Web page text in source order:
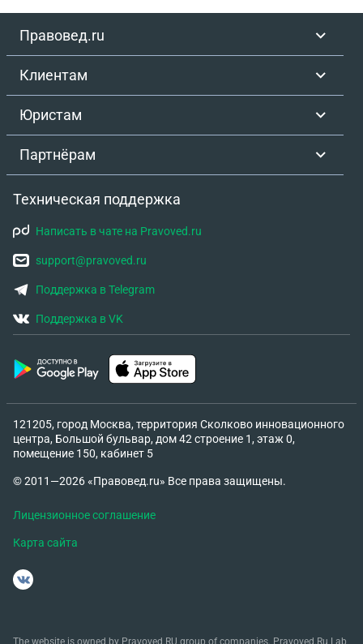
Правовед.ru
Клиентам
Юристам
Партнёрам
Техническая поддержка
Написать в чате на Pravoved.ru
support@pravoved.ru
Поддержка в Telegram
Поддержка в VK
121205, город Москва, территория Сколково инновационного
центра, Большой бульвар, дом 42 строение 1, этаж 0,
помещение 150, кабинет 5
© 2011—2026 «Правовед.ru» Все права защищены.
Лицензионное соглашение
Карта сайта
The website is owned by Pravoved.RU group of companies. Pravoved.Ru Lab